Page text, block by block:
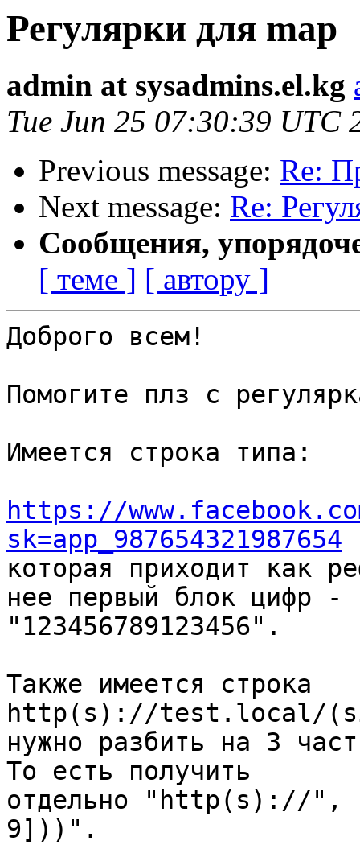
Регулярки для map
admin at sysadmins.el.kg
Tue Jun 25 07:30:39 UTC
Previous message: Re:
Next message: Re:
Сообщения,
[ теме ] [ автору ]
Доброго всем!
Помогите плз с
Имеется строка типа:
https://
sk=app_987654321987654
которая приходит как
нее первый блок цифр -
"123456789123456".
Также имеется строка
http(s)://test.local/
нужно разбить на 3
То есть получить
отдельно "http(s)://
9]))".